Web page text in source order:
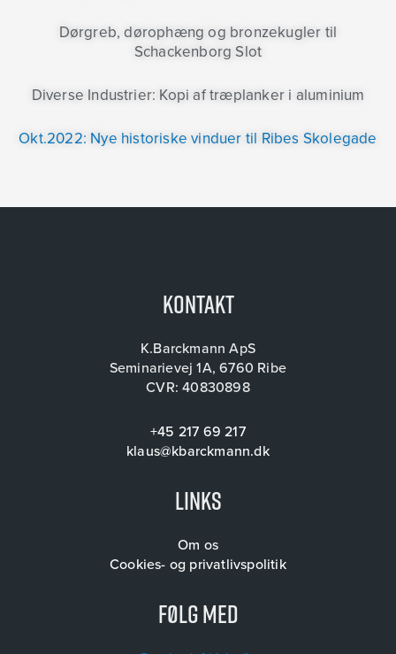
Dørgreb, dørophæng og bronzekugler til
Schackenborg Slot
Diverse Industrier: Kopi af træplanker i aluminium
Okt.2022: Nye historiske vinduer til Ribes Skolegade
Kontakt
K.Barckmann ApS
Seminarievej 1A, 6760 Ribe
CVR: 40830898
+45 217 69 217
klaus@kbarckmann.dk
Links
Om os
Cookies- og privatlivspolitik
Følg med